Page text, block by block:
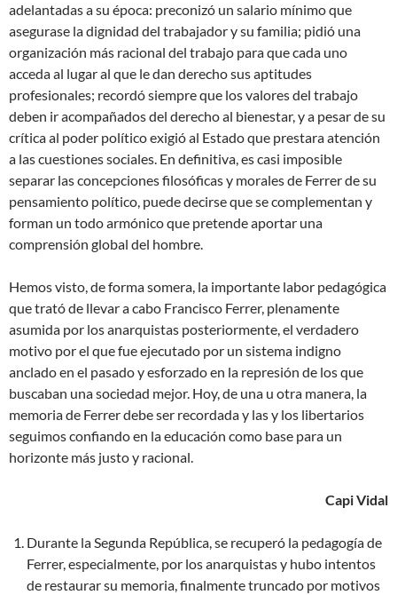
adelantadas a su época: preconizó un salario mínimo que
asegurase la dignidad del trabajador y su familia; pidió una
organización más racional del trabajo para que cada uno
acceda al lugar al que le dan derecho sus aptitudes
profesionales; recordó siempre que los valores del trabajo
deben ir acompañados del derecho al bienestar, y a pesar de su
crítica al poder político exigió al Estado que prestara atención
a las cuestiones sociales. En definitiva, es casi imposible
separar las concepciones filosóficas y morales de Ferrer de su
pensamiento político, puede decirse que se complementan y
forman un todo armónico que pretende aportar una
comprensión global del hombre.
Hemos visto, de forma somera, la importante labor pedagógica
que trató de llevar a cabo Francisco Ferrer, plenamente
asumida por los anarquistas posteriormente, el verdadero
motivo por el que fue ejecutado por un sistema indigno
anclado en el pasado y esforzado en la represión de los que
buscaban una sociedad mejor. Hoy, de una u otra manera, la
memoria de Ferrer debe ser recordada y las y los libertarios
seguimos confiando en la educación como base para un
horizonte más justo y racional.
Capi Vidal
Durante la Segunda República, se recuperó la pedagogía de
Ferrer, especialmente, por los anarquistas y hubo intentos
de restaurar su memoria, finalmente truncado por motivos